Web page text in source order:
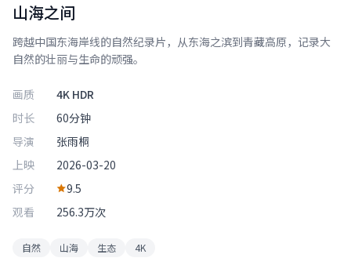
山海之间
跨越中国东海岸线的自然纪录片，从东海之滨到青藏高原，记录大
自然的壮丽与生命的顽强。
画质
4K HDR
时长
60分钟
导演
张雨桐
上映
2026-03-20
评分
9.5
观看
256.3万次
自然 山海 生态 4K